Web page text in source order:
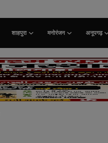
शाहपुरा मनोरंजन अनूपगढ़